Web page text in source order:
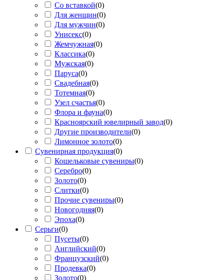
Со вставкой(0)
Для женщин(0)
Для мужчин(0)
Унисекс(0)
Жемчужная(0)
Классика(0)
Мужская(0)
Паруса(0)
Свадебная(0)
Тотемная(0)
Узел счастья(0)
Флора и фауна(0)
Красноярский ювелирный завод(0)
Другие производители(0)
Лимонное золото(0)
Сувенирная продукция(0)
Кошельковые сувениры(0)
Серебро(0)
Золото(0)
Слитки(0)
Прочие сувениры(0)
Новогодняя(0)
Эпоха(0)
Серьги(0)
Пусеты(0)
Английский(0)
Французский(0)
Продевка(0)
Золото(0)